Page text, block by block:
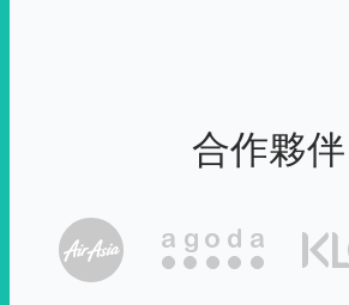
合作夥伴